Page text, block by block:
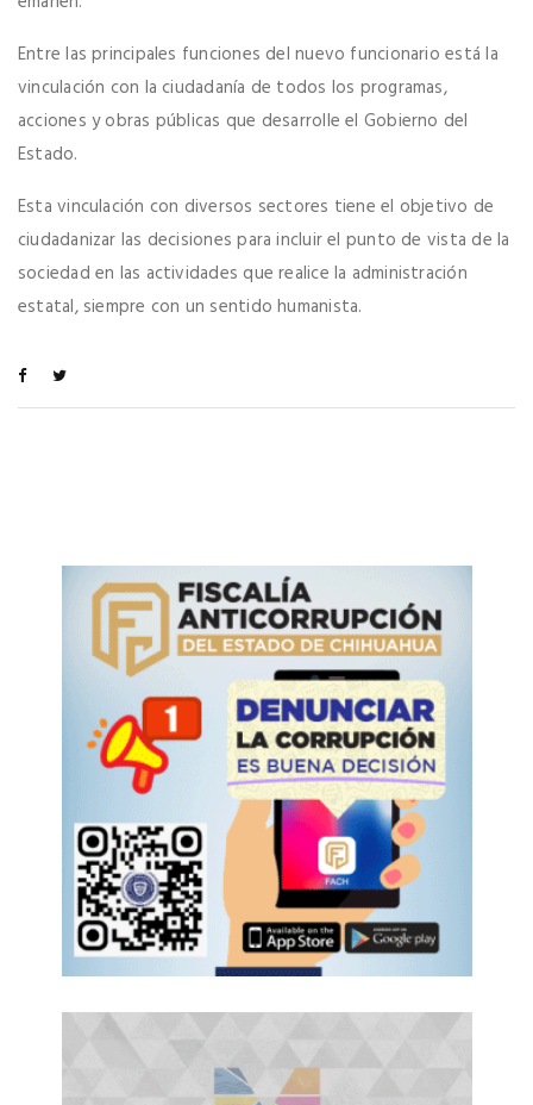
Entre las principales funciones del nuevo funcionario está la
vinculación con la ciudadanía de todos los programas,
acciones y obras públicas que desarrolle el Gobierno del
Estado.
Esta vinculación con diversos sectores tiene el objetivo de
ciudadanizar las decisiones para incluir el punto de vista de la
sociedad en las actividades que realice la administración
estatal, siempre con un sentido humanista.